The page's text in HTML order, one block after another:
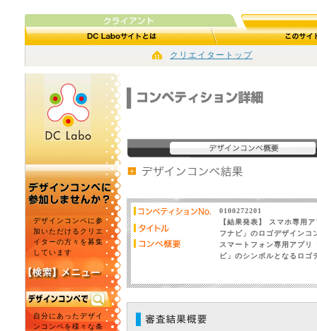
クリエイタートップ
デザインコンペに参
加いただけるクリエ
イターの方々を募集
しています
自分にあったデザイ
ンコンペを様々な条
0100272201
【結果発表】 スマホ専用
フナビ」のロゴデザインコ
スマートフォン専用アプリ
ビ」のシンボルとなるロゴ